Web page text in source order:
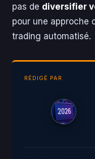
pas de diversifier
pour une approche
trading automatisé.
RÉDIGÉ PAR